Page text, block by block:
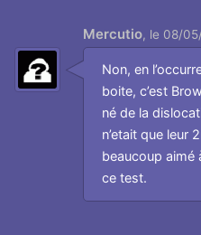
Mercutio, le 08/
Non, en
boite, c’est
né de la
n’etait que leur
beaucoup aimé
ce test.